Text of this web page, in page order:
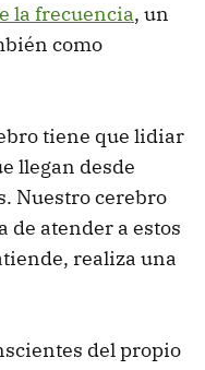
la frecuencia, un
como
tiene que lidiar
llegan desde
Nuestro cerebro
de atender a estos
realiza una
del propio